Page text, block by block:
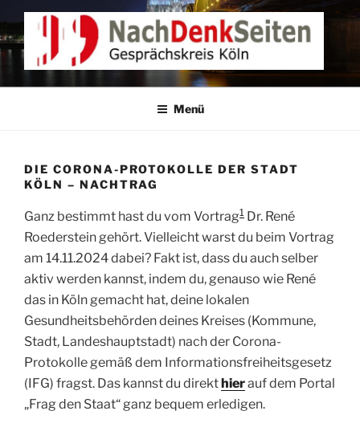
Zum
springen
NACHDENKEN IN KÖLN
Gesprächskreis Köln
Menü
DIE CORONA-PROTOKOLLE DER STADT
KÖLN – NACHTRAG
Ganz bestimmt hast du vom Vortrag1 Dr. René
Roederstein gehört. Vielleicht warst du beim Vortrag
am 14.11.2024 dabei? Fakt ist, dass du auch selber
aktiv werden kannst, indem du, genauso wie René
das in Köln gemacht hat, deine lokalen
Gesundheitsbehörden deines Kreises (Kommune,
Stadt, Landeshauptstadt) nach der Corona-
Protokolle gemäß dem Informationsfreiheitsgesetz
(IFG) fragst. Das kannst du direkt hierauf dem Portal
„Frag den Staat“ ganz bequem erledigen.